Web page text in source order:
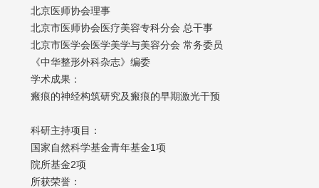
北京医师协会理事
北京市医师协会医疗美容专科分会 总干事
北京市医学会医学美学与美容分会 常务委员
《中华整形外科杂志》编委
学术成果：
瘢痕的神经构筑研究及瘢痕的早期激光干预
科研主持项目：
国家自然科学基金青年基金1项
院所基金2项
所获荣誉：